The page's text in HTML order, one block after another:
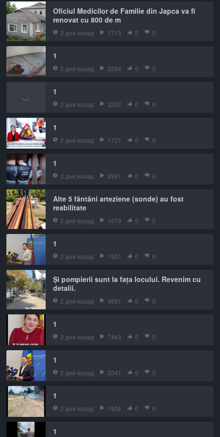
Oficiul Medicilor de Familie din Japca va fi
renovat cu 800 de m
2 дня назад 1713 0 0
1
2 дня назад 3254 0 0
1
2 дня назад 3252 0 0
1
2 дня назад 1721 0 0
1
2 дня назад 2991 0 0
Alte 5 fântâni arteziene (sonde) au fost
reabilitate
2 дня назад 1679 0 0
1
2 дня назад 1501 0 0
Și pompierii sunt la fața locului. Revenim cu
detalii.
2 дня назад 4591 0 0
1
2 дня назад 7443 0 0
1
2 дня назад 2041 0 0
1
2 дня назад 1934 0 0
1